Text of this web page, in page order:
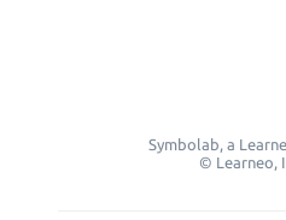
Symbolab, a
© Learneo,